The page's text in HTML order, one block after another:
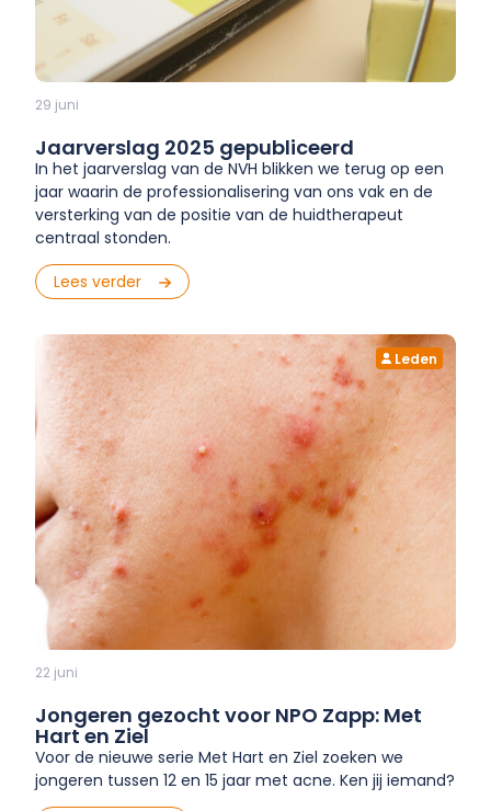
29 juni
Jaarverslag 2025 gepubliceerd
In het jaarverslag van de NVH blikken we terug op een
jaar waarin de professionalisering van ons vak en de
versterking van de positie van de huidtherapeut
centraal stonden.
Lees verder
Leden
22 juni
Jongeren gezocht voor NPO Zapp: Met
Hart en Ziel
Voor de nieuwe serie Met Hart en Ziel zoeken we
jongeren tussen 12 en 15 jaar met acne. Ken jij iemand?